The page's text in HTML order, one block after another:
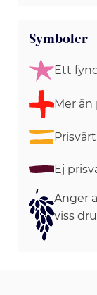
Symboler
Ett
Mer än
Prisvärt
Ej
Anger
viss